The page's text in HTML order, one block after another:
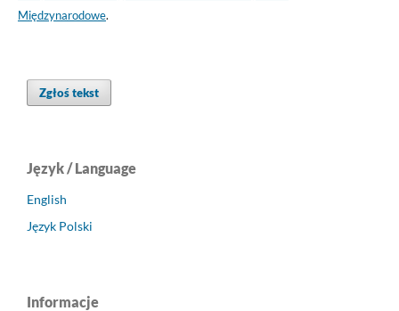
Międzynarodowe.
Zgłoś tekst
Język / Language
English
Język Polski
Informacje